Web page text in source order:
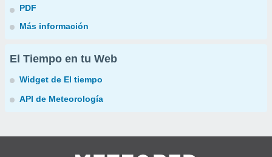
PDF
Más información
El Tiempo en tu Web
Widget de El tiempo
API de Meteorología